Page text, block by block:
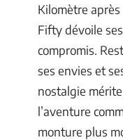
Kilomètre
Fifty dévoile
compromis.
ses envies et
nostalgie
l’aventure
monture plus